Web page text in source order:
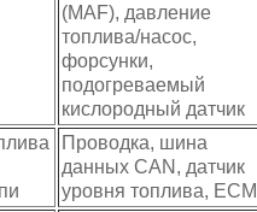
(MAF), давление
топлива/насос,
форсунки,
подогреваемый
кислородный датчик
Проводка, шина
данных CAN, датчик
уровня топлива, ЕСМ